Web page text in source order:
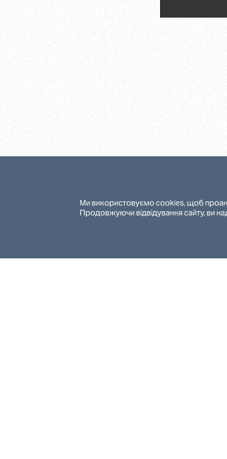
Ми використовуємо cookies, щоб
Продовжуючи відвідування сайту, ви